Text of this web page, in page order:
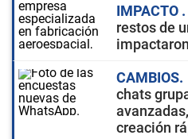
IMPACTO
restos de
CAMBIOS
chats
creación